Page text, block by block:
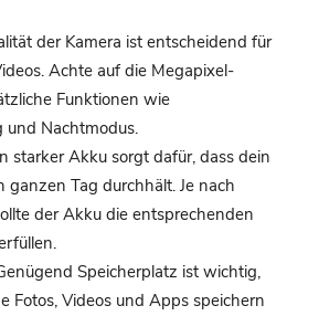
der Kamera ist entscheidend für
Achte auf die Megapixel-
Funktionen wie
und Nachtmodus.
starker Akku sorgt dafür, dass dein
ganzen Tag durchhält. Je nach
der Akku die entsprechenden
Speicherplatz ist wichtig,
Fotos, Videos und Apps speichern